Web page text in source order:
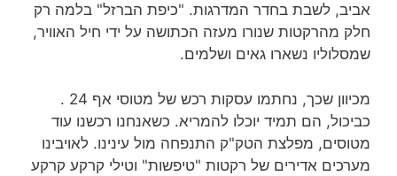
אביב, לשבת בחדר המדרגות. "כיפת הברזל" בלמה רק
חלק מהרקטות שנורו מעזה הכתושה על ידי חיל האוויר,
שמסלוליו נשארו גאים ושלמים.
מכיוון שכך, נחתמו עסקות רכש של מטוסי אף 24 .
כביכול, הם תמיד יוכלו להמריא. כשאנחנו רכשנו עוד
מטוסים, מפלצת הטק"ק התנפחה מול עינינו. לאויבינו
מערכים אדירים של רקטות "טיפשות" וטילי קרקע קרקע